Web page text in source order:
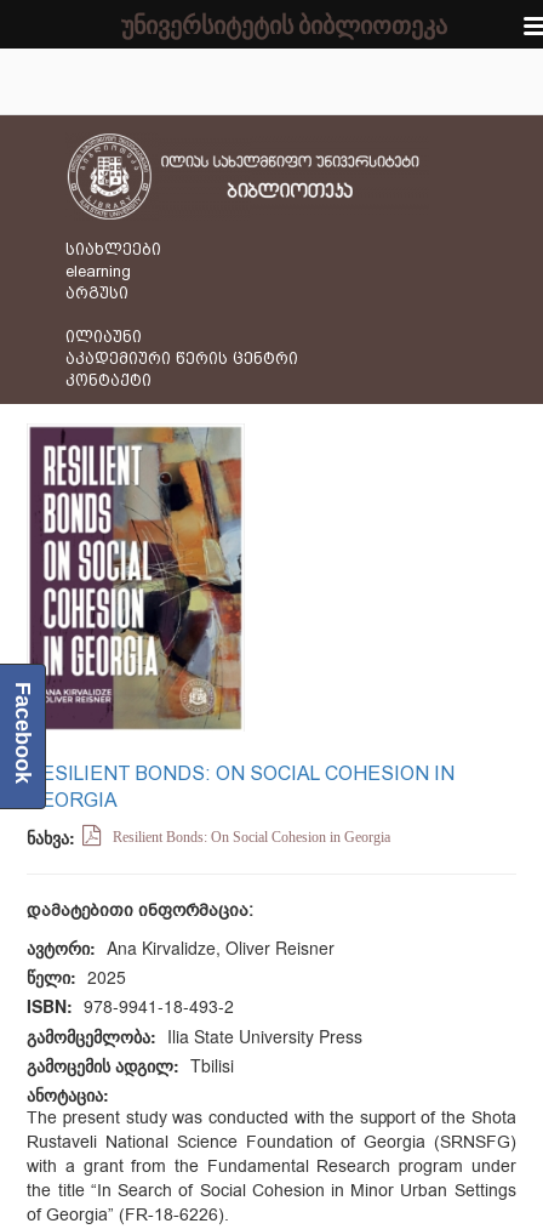
სიახლეები
elearning
არგუსი
ილიაუნი
აკადემიური წერის ცენტრი
კონტაქტი
RESILIENT BONDS: ON SOCIAL COHESION IN
GEORGIA
ნახვა: Resilient Bonds: On Social Cohesion in Georgia
დამატებითი ინფორმაცია:
ავტორი: Ana Kirvalidze, Oliver Reisner
წელი: 2025
ISBN: 978-9941-18-493-2
გამომცემლობა: Ilia State University Press
გამოცემის ადგილ: Tbilisi
ანოტაცია:
The present study was conducted with the support of the Shota
Rustaveli National Science Foundation of Georgia (SRNSFG)
with a grant from the Fundamental Research program under
the title “In Search of Social Cohesion in Minor Urban Settings
of Georgia” (FR-18-6226).
Facebook
უნივერსიტეტის ბიბლიოთეკა